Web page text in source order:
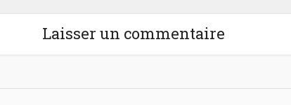
Laisser un commentaire